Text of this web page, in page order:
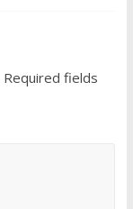
Required fields